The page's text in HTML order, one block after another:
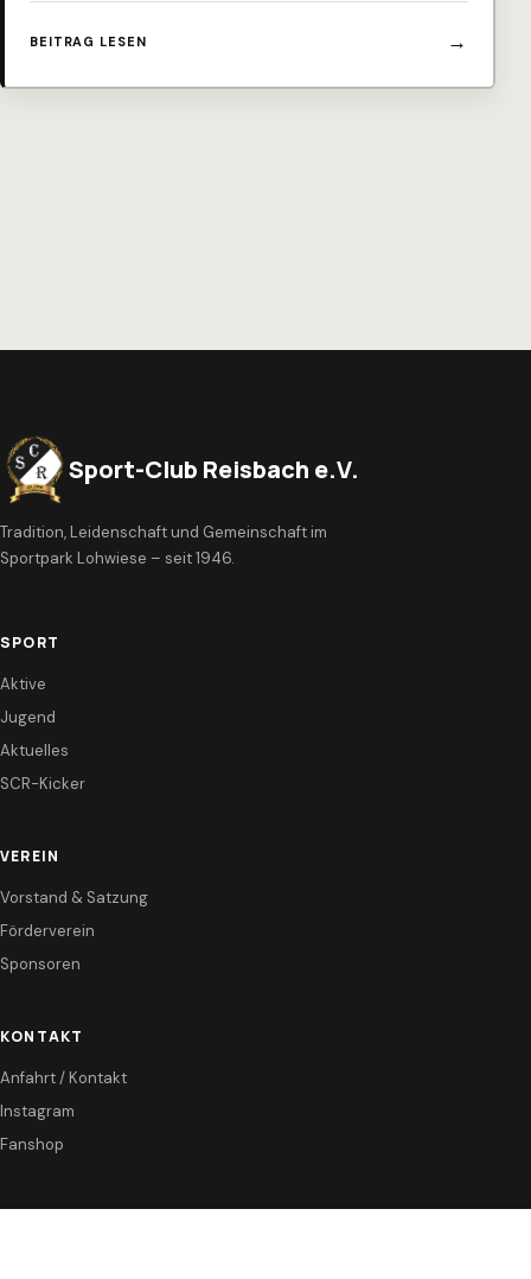
BEITRAG LESEN
Sport-Club Reisbach e.V.
Tradition, Leidenschaft und Gemeinschaft im
Sportpark Lohwiese – seit 1946.
SPORT
Aktive
Jugend
Aktuelles
SCR-Kicker
VEREIN
Vorstand & Satzung
Förderverein
Sponsoren
KONTAKT
Anfahrt / Kontakt
Instagram
Fanshop